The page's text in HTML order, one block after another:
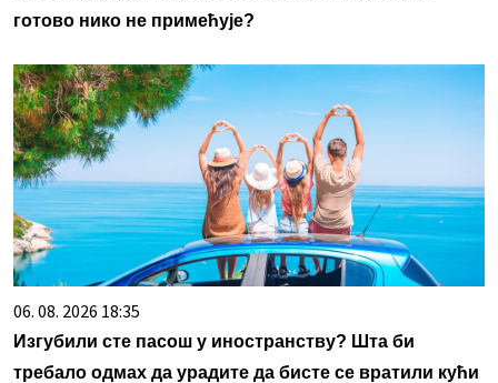
готово нико не примећује?
06. 08. 2026 18:35
Изгубили сте пасош у иностранству? Шта би
требало одмах да урадите да бисте се вратили кући